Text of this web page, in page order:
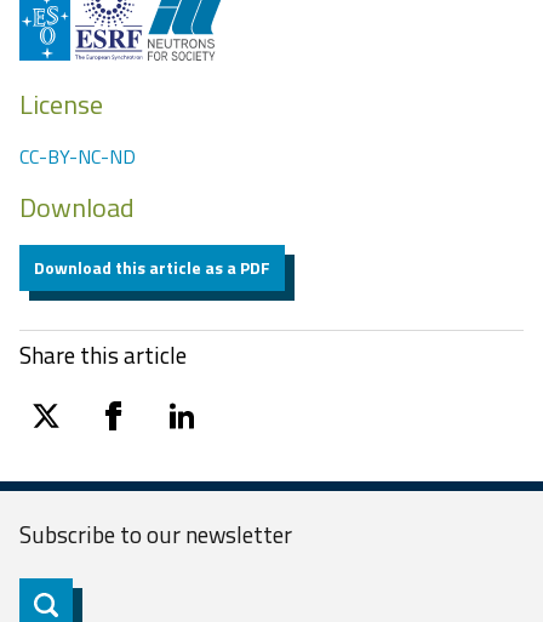
License
CC-BY-NC-ND
Download
Download this article as a PDF
Share this article
twitter facebooklinkedin
Subscribe to ournewsletter
Subscribe